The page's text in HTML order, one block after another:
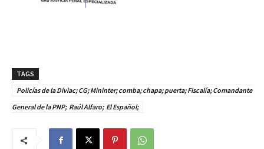
TAGS
Policías de la Diviac; CG; Mininter; comba; chapa; puerta; Fiscalía; Comandante
General de la PNP; Raúl Alfaro; El Español;